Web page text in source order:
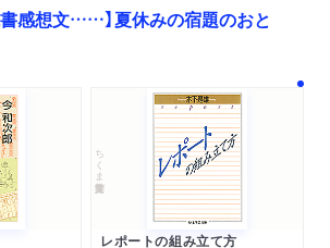
書感想文……】夏休みの宿題のおと
ちくま学芸文庫
レポートの組み立て方